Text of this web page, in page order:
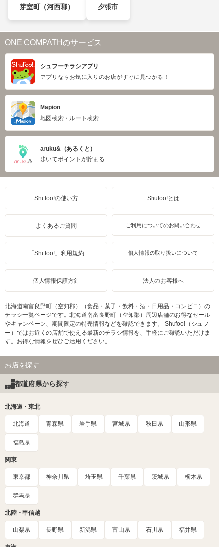
芽室町（河西郡） 夕張市
ONE COMPATHのサービス
シュフーチラシアプリ
アプリならお気に入りのお店がすぐに見つかる！
Mapion
地図検索・ルート検索
aruku&（あるくと）
歩いてポイントが貯まる
Shufoo!の使い方 Shufoo!とは
よくあるご質問 ご利用についてのお問い合わせ
「Shufoo!」利用規約 個人情報の取り扱いについて
個人情報保護方針 法人のお客様へ
北海道南富良野町（空知郡）（食品・菓子・飲料・酒・日用品・コンビニ）の
チラシ一覧ページです。北海道南富良野町（空知郡）周辺店舗のお得なセール
やキャンペーン、期間限定の特売情報などを確認できます。 Shufoo!（シュフ
ー）ではお近くの店舗で使える最新のチラシ情報を、手軽にご確認いただけま
す。お得な情報をぜひご活用ください。
お店を探す
都道府県から探す
北海道・東北
北海道 青森県 岩手県 宮城県 秋田県 山形県
福島県
関東
東京都 神奈川県 埼玉県 千葉県 茨城県 栃木県
群馬県
北陸・甲信越
山梨県 長野県 新潟県 富山県 石川県 福井県